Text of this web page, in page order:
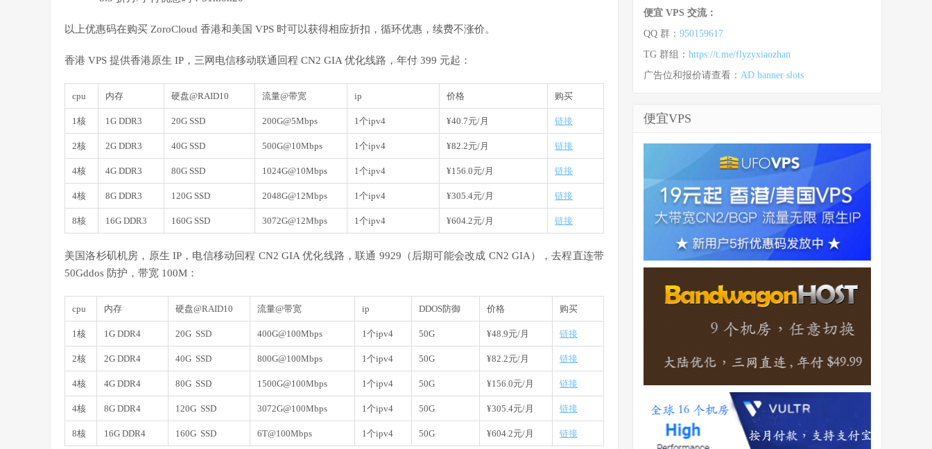
以上优惠码在购买 ZoroCloud 香港和美国 VPS 时可以获得相应折扣，循环优惠，续费不涨价。
香港 VPS 提供香港原生 IP，三网电信移动联通回程 CN2 GIA 优化线路，年付 399 元起：
cpu 内存 硬盘@RAID10 流量@带宽 ip 价格 购买
1核 1G DDR3 20G SSD 200G@5Mbps 1个ipv4 ¥40.7元/月 链接
2核 2G DDR3 40G SSD 500G@10Mbps 1个ipv4 ¥82.2元/月 链接
4核 4G DDR3 80G SSD 1024G@10Mbps 1个ipv4 ¥156.0元/月 链接
4核 8G DDR3 120G SSD 2048G@12Mbps 1个ipv4 ¥305.4元/月 链接
8核 16G DDR3 160G SSD 3072G@12Mbps 1个ipv4 ¥604.2元/月 链接
美国洛杉矶机房，原生 IP，电信移动回程 CN2 GIA 优化线路，联通 9929（后期可能会改成 CN2 GIA），去程直连带
50Gddos 防护，带宽 100M：
cpu 内存 硬盘@RAID10 流量@带宽 ip DDOS防御 价格 购买
1核 1G DDR4 20G SSD 400G@100Mbps 1个ipv4 50G ¥48.9元/月 链接
2核 2G DDR4 40G SSD 800G@100Mbps 1个ipv4 50G ¥82.2元/月 链接
4核 4G DDR4 80G SSD 1500G@100Mbps 1个ipv4 50G ¥156.0元/月 链接
4核 8G DDR4 120G SSD 3072G@100Mbps 1个ipv4 50G ¥305.4元/月 链接
8核 16G DDR4 160G SSD 6T@100Mbps 1个ipv4 50G ¥604.2元/月 链接
便宜 VPS 交流：
QQ 群： 950159617
TG 群组： https://t.me/flyzyxiaozhan
广告位和报价请查看： AD banner slots
便宜VPS